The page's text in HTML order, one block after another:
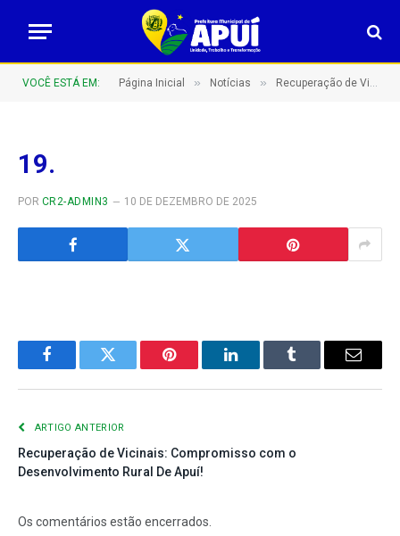
VOCÊ ESTÁ EM: Página Inicial » Notícias » Recuperação de Vicinais: Compromisso com o Desenvolvimento Rural De Apuí!
19.
POR CR2-ADMIN3 10 DE DEZEMBRO DE 2025
FacebookTwitter Pinterest LinkedInTumblr
E-
ARTIGO ANTERIOR
Recuperação de Vicinais: Compromisso com o
Desenvolvimento Rural De Apuí!
Os comentários estão encerrados.